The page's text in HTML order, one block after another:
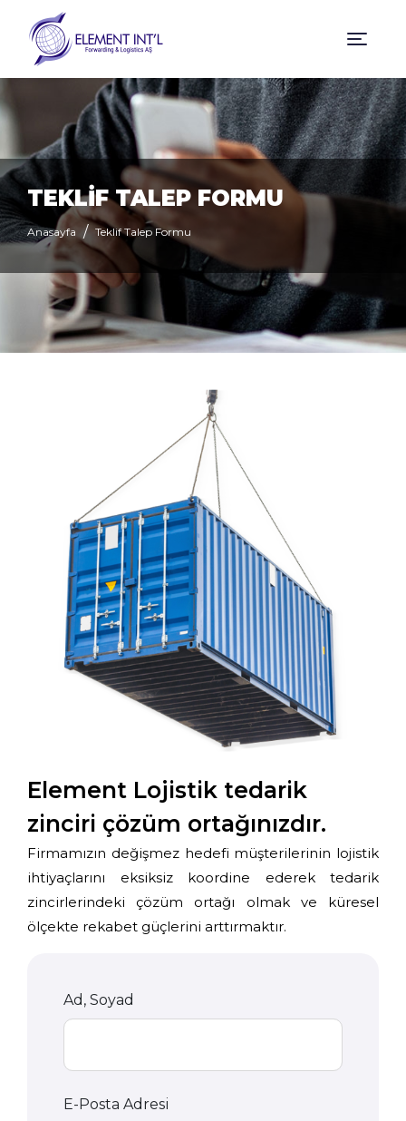
TEKLİF TALEP FORMU
Anasayfa Teklif Talep Formu
Element Lojistik tedarik
zinciri çözüm ortağınızdır.
Firmamızın değişmez hedefi müşterilerinin lojistik
ihtiyaçlarını eksiksiz koordine ederek tedarik
zincirlerindeki çözüm ortağı olmak ve küresel
ölçekte rekabet güçlerini arttırmaktır.
Ad, Soyad
E-Posta Adresi